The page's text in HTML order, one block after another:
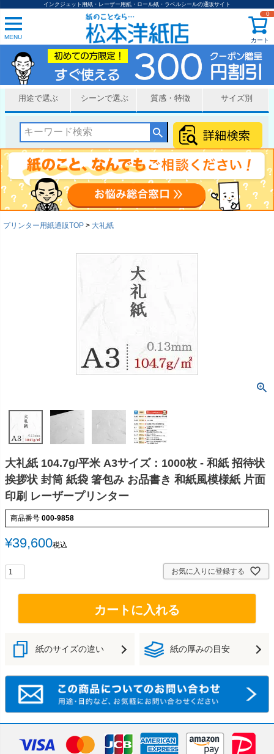
インクジェット用紙・レーザー用紙・ロール紙・ラベルシールの通販サイト
MENU カート
0
用途で選ぶ シーンで選ぶ 質感・特徴 サイズ別
プリンター用紙通販TOP 大礼紙
大礼紙 104.7g/平米 A3サイズ：1000枚 - 和紙 招待状
挨拶状 封筒 紙袋 箸包み お品書き 和紙風模様紙 片面
印刷 レーザープリンター
商品番号 000-9858
¥39,600税込
お気に入りに登録する
カートに入れる
紙のサイズの違い 紙の厚みの目安